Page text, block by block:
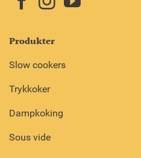
Produkter
Slow cookers
Trykkoker
Dampkoking
Sous vide